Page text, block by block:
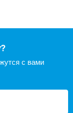
с вами